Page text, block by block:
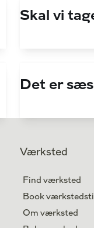
Skal vi
Det er
Værksted
Find værksted
Book
Om værksted